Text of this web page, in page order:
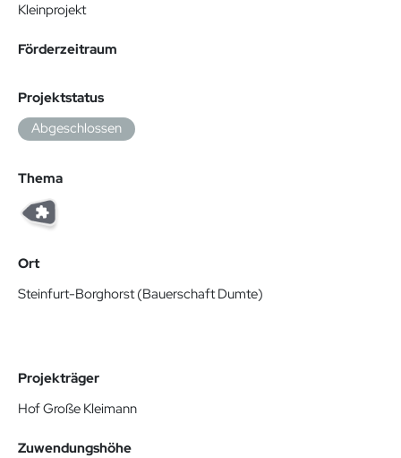
Kleinprojekt
Förderzeitraum
Projektstatus
Abgeschlossen
Thema
Ort
Steinfurt-Borghorst (Bauerschaft Dumte)
Projekträger
Hof Große Kleimann
Zuwendungshöhe